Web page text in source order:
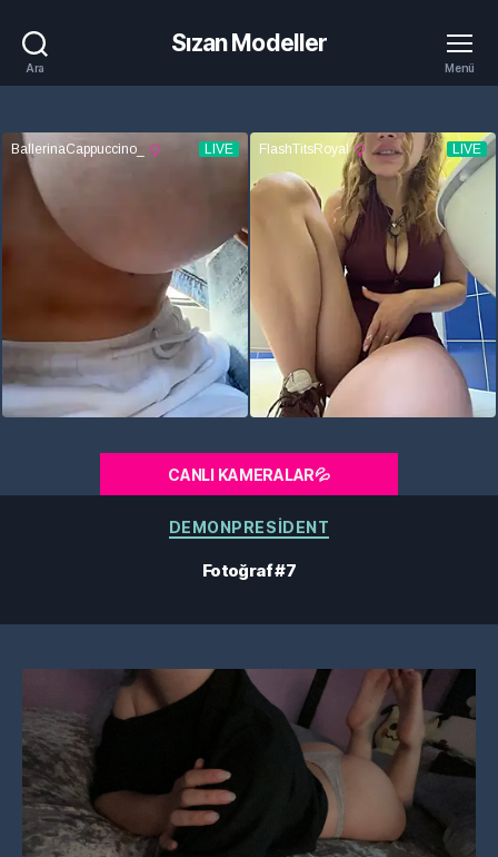
Ara
Sızan Modeller
Menü
CANLI KAMERALAR💦
Kategoriler
DEMONPRESIDENT
Fotoğraf #7